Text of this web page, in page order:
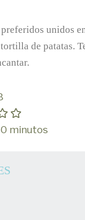
unidos
de patatas.
minutos